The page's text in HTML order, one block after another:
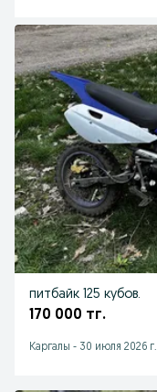
питбайк 125 кубов.
170 000 тг.
Каргалы - 30 июля 2026 г.